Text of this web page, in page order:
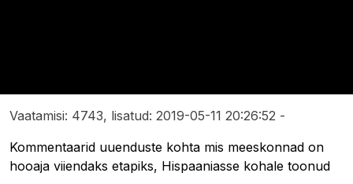
Vaatamisi: 4743, lisatud: 2019-05-11 20:26:52 -
Kommentaarid uuenduste kohta mis meeskonnad on
hooaja viiendaks etapiks, Hispaaniasse kohale toonud